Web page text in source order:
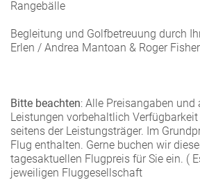
Rangebälle
Begleitung und Golfbetreuung durch
Erlen / Andrea Mantoan & Roger Fisher
Bitte beachten: Alle Preisangaben und
Leistungen vorbehaltlich
seitens der Leistungsträger. Im
Flug enthalten. Gerne buchen wir
tagesaktuellen Flugpreis für Sie ein. (
jeweiligen Fluggesellschaft